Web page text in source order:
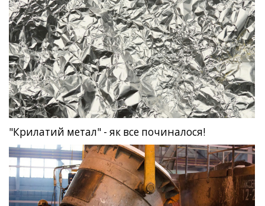
"Крилатий метал" - як все починалося!